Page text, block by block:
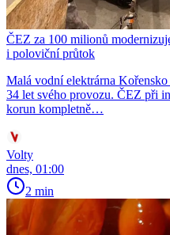
ČEZ za 100 milionů
i poloviční průtok
Malá vodní elektrárna
34 let svého provozu. ČEZ při
korun kompletně…
Volty
dnes, 01:00
2 min